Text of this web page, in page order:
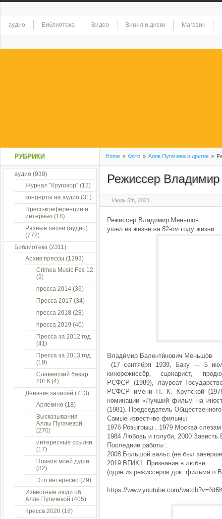
аудио Библиотека Видео Винил и диски Магазин
Home » Фото » Алла Пугачева и другие »
Режиссер
Июль 5th, 2021
Режиссер Владимир Меньшов
ушел из жизни на 82-ом году жизни
Влади́мир Валенти́нович Меньшо́в
(17 сентября 1939, Баку — 5
кинорежиссёр, сценарист,
РСФСР (1989), лауреат
РСФСР имени Н. К. Крупской
номинации «Лучший фильм на
(1981). Председатель
Самые известнве фильмы
1976 Розыгрыш , 1979 Москва слезам
1984 Любовь и голуби, 2000 Зависть
Последние работы :
2008 Большой вальс (не был
2019 ВГИК1. Признание в любви
(один из режиссеров док. фильма о
https://www.youtube.com/
РУБРИКИ
аудио (939)
Журнал "Кругозор" (12)
концерты на аудио (31)
Пресс-конференции и
интервью (18)
Разные песни (аудио)
(772)
Библиотека (2311)
Архив прессы (1293)
Crimea Music Fes 12
(5)
пресса 2014 (36)
Пресса 2017 (34)
пресса 2018 (28)
пресса 2019 (40)
Пресса за 2012 год
(41)
Пресса за 2013 год
(19)
Славянский базар
2016 (4)
Дневник записей (713)
Арлекино (18)
Высказывания
Аллы Пугачевой
(270)
интересные ссылки
(17)
Поэзия моей души
(82)
Это интересно (79)
Известные люди об
Алле Пугачевой (405)
пресса 2020 (18)